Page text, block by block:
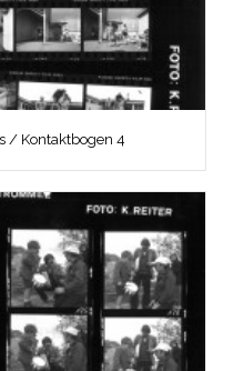
/ Kontaktbogen 4